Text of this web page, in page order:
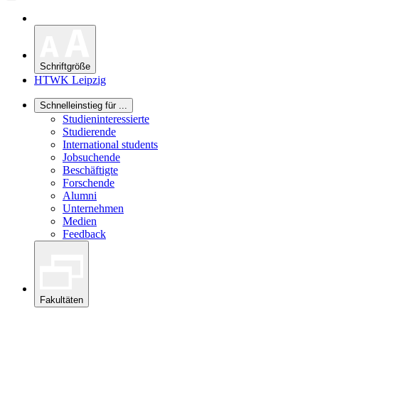
Schriftgröße
HTWK Leipzig
Schnelleinstieg für ...
Studieninteressierte
Studierende
International students
Jobsuchende
Beschäftigte
Forschende
Alumni
Unternehmen
Medien
Feedback
Fakultäten